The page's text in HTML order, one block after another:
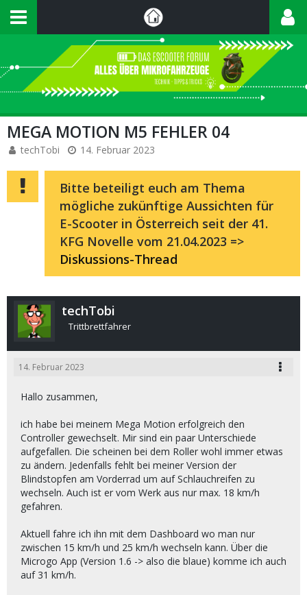
MEGA MOTION M5 FEHLER 04
techTobi 14. Februar 2023
Bitte beteiligt euch am Thema
mögliche zukünftige Aussichten für
E-Scooter in Österreich seit der 41.
KFG Novelle vom 21.04.2023 =>
Diskussions-Thread
techTobi
Trittbrettfahrer
14. Februar 2023
Hallo zusammen,
ich habe bei meinem Mega Motion erfolgreich den
Controller gewechselt. Mir sind ein paar Unterschiede
aufgefallen. Die scheinen bei dem Roller wohl immer etwas
zu ändern. Jedenfalls fehlt bei meiner Version der
Blindstopfen am Vorderrad um auf Schlauchreifen zu
wechseln. Auch ist er vom Werk aus nur max. 18 km/h
gefahren.
Aktuell fahre ich ihn mit dem Dashboard wo man nur
zwischen 15 km/h und 25 km/h wechseln kann. Über die
Microgo App (Version 1.6 -> also die blaue) komme ich auch
auf 31 km/h.